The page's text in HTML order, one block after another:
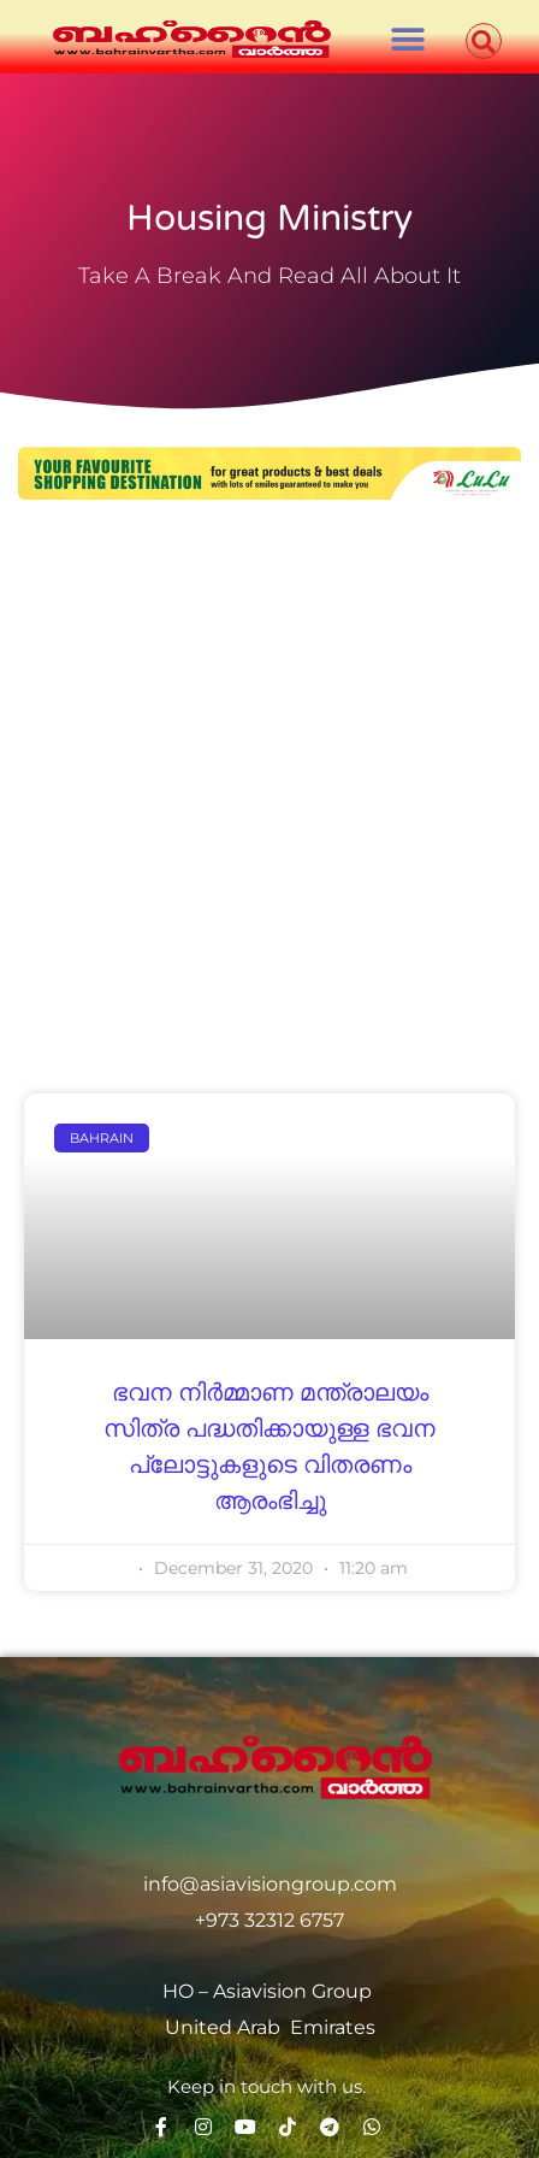
Housing Ministry
Take A Break And Read All About It
BAHRAIN
ഭവന നിർമ്മാണ മന്ത്രാലയം
സിത്ര പദ്ധതിക്കായുള്ള ഭവന
പ്ലോട്ടുകളുടെ വിതരണം
ആരംഭിച്ചു
December 31, 2020 11:20 am
info@asiavisiongroup.com
+973 32312 6757
HO – Asiavision Group
United Arab Emirates
Keep in touch with us.